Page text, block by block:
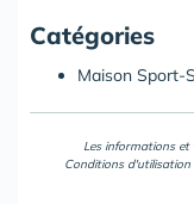
Catégories
Maison Sport-
Les informations
Conditions